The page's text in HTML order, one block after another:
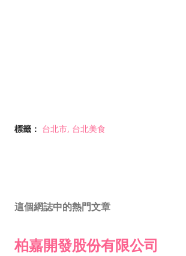
標籤： 台北市 台北美食
這個網誌中的熱門文章
柏嘉開發股份有限公司